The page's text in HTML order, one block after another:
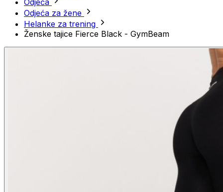
Odjeća
Odjeća za žene
Helanke za trening
Ženske tajice Fierce Black - GymBeam